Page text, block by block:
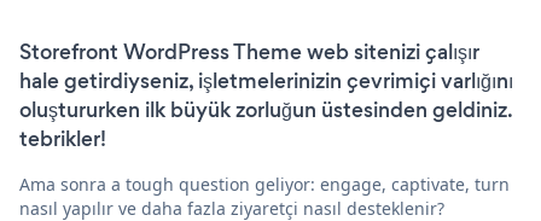
Storefront WordPress Theme web sitenizi çalışır
hale getirdiyseniz, işletmelerinizin çevrimiçi varlığını
oluştururken ilk büyük zorluğun üstesinden geldiniz.
tebrikler!
Ama sonra a tough question geliyor: engage, captivate, turn
nasıl yapılır ve daha fazla ziyaretçi nasıl desteklenir?